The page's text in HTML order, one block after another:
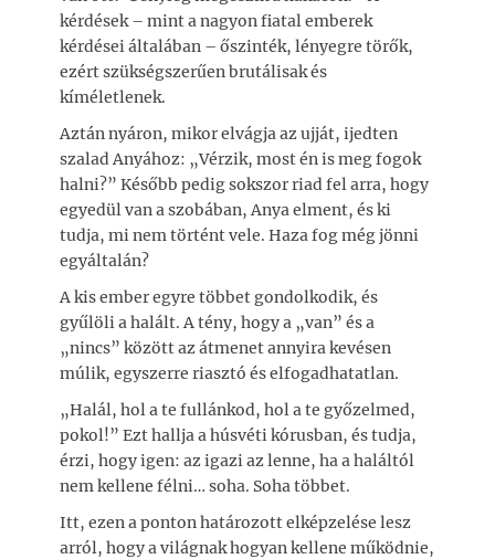
kérdések – mint a nagyon fiatal emberek
kérdései általában – őszinték, lényegre törők,
ezért szükségszerűen brutálisak és
kíméletlenek.
Aztán nyáron, mikor elvágja az ujját, ijedten
szalad Anyához: „Vérzik, most én is meg fogok
halni?” Később pedig sokszor riad fel arra, hogy
egyedül van a szobában, Anya elment, és ki
tudja, mi nem történt vele. Haza fog még jönni
egyáltalán?
A kis ember egyre többet gondolkodik, és
gyűlöli a halált. A tény, hogy a „van” és a
„nincs” között az átmenet annyira kevésen
múlik, egyszerre riasztó és elfogadhatatlan.
„Halál, hol a te fullánkod, hol a te győzelmed,
pokol!” Ezt hallja a húsvéti kórusban, és tudja,
érzi, hogy igen: az igazi az lenne, ha a haláltól
nem kellene félni… soha. Soha többet.
Itt, ezen a ponton határozott elképzelése lesz
arról, hogy a világnak hogyan kellene működnie,